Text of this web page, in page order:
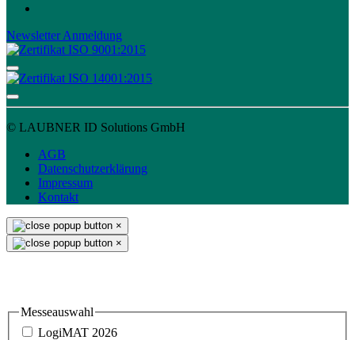
Newsletter Anmeldung
© LAUBNER ID Solutions GmbH
AGB
Datenschutzerklärung
Impressum
Kontakt
×
×
Messeauswahl
LogiMAT 2026